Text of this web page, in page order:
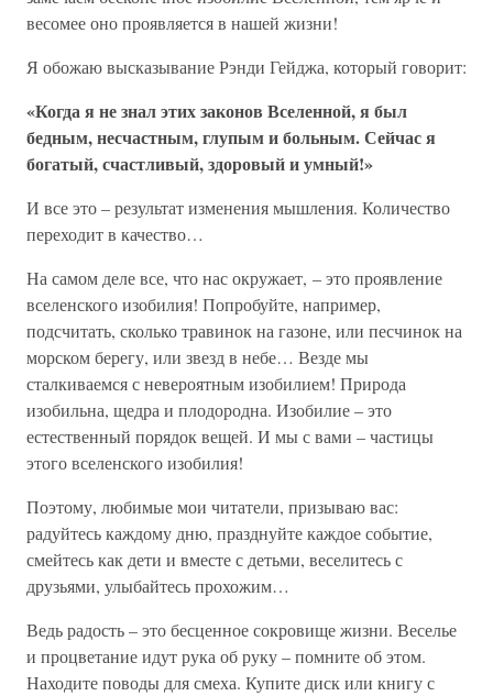
весомее оно проявляется в нашей жизни!
Я обожаю высказывание Рэнди Гейджа, который говорит:
«Когда я не знал этих законов Вселенной, я был
бедным, несчастным, глупым и больным. Сейчас я
богатый, счастливый, здоровый и умный!»
И все это – результат изменения мышления. Количество
переходит в качество…
На самом деле все, что нас окружает, – это проявление
вселенского изобилия! Попробуйте, например,
подсчитать, сколько травинок на газоне, или песчинок на
морском берегу, или звезд в небе… Везде мы
сталкиваемся с невероятным изобилием! Природа
изобильна, щедра и плодородна. Изобилие – это
естественный порядок вещей. И мы с вами – частицы
этого вселенского изобилия!
Поэтому, любимые мои читатели, призываю вас:
радуйтесь каждому дню, празднуйте каждое событие,
смейтесь как дети и вместе с детьми, веселитесь с
друзьями, улыбайтесь прохожим…
Ведь радость – это бесценное сокровище жизни. Веселье
и процветание идут рука об руку – помните об этом.
Находите поводы для смеха. Купите диск или книгу с